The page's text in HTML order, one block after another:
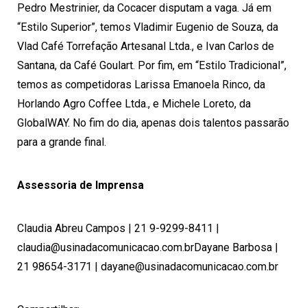
Pedro Mestrinier, da Cocacer disputam a vaga. Já em
“Estilo Superior”, temos Vladimir Eugenio de Souza, da
Vlad Café Torrefação Artesanal Ltda., e Ivan Carlos de
Santana, da Café Goulart. Por fim, em “Estilo Tradicional”,
temos as competidoras Larissa Emanoela Rinco, da
Horlando Agro Coffee Ltda., e Michele Loreto, da
GlobalWAY. No fim do dia, apenas dois talentos passarão
para a grande final.
Assessoria de Imprensa
Claudia Abreu Campos | 21 9-9299-8411 |
claudia@usinadacomunicacao.com.brDayane Barbosa |
21 98654-3171 | dayane@usinadacomunicacao.com.br